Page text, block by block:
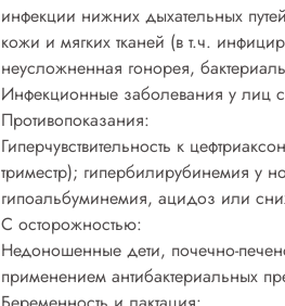
инфекции нижних дыхательных
кожи и мягких тканей (в т.ч.
неусложненная гонорея,
Инфекционные заболевания у лиц
Противопоказания:
Гиперчувствительность к
триместр); гипербилирубинемия у
гипоальбуминемия, ацидоз или
С осторожностью:
Недоношенные дети, почечно-
применением антибактериальных